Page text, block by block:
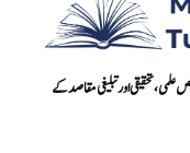
تحقیقی اور تبلیغی مقاصد کے